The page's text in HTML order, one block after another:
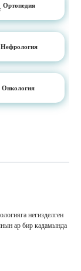
Ортопедия
Нефрология
Онкология
негизделген
ар бир кадамында